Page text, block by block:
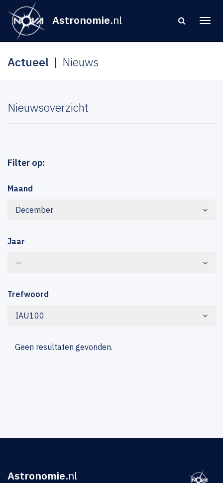
Astronomie.nl
Actueel Nieuws
Nieuwsoverzicht
Filter op:
Maand
December
Jaar
—
Trefwoord
IAU100
Geen resultaten gevonden.
Astronomie.nl